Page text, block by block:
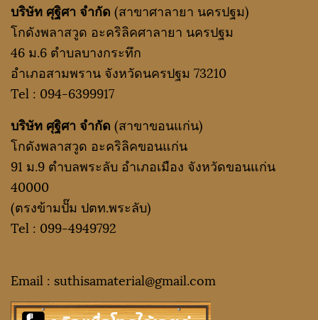
บริษัท ศุฐิศา จำกัด (สาขาศาลายา นครปฐม)
โกดังพลาสวูด อะคริลิคศาลายา นครปฐม
46 ม.6 ตำบลบางกระทึก
อำเภอสามพราน จังหวัดนครปฐม 73210
Tel : 094-6399917
บริษัท ศุฐิศา จำกัด (สาขาขอนแก่น)
โกดังพลาสวูด อะคริลิคขอนแก่น
91 ม.9 ตำบลพระลับ อำเภอเมือง จังหวัดขอนแก่น
40000
(ตรงข้ามปั๊ม ปตท.พระลับ)
Tel : 099-4949792
Email : suthisamaterial@gmail.com